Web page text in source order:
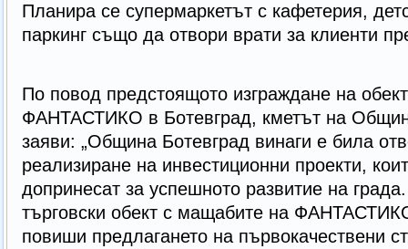
Планира се супермаркетът с кафетерия,
паркинг също да отвори врати за клиенти
По повод предстоящото изграждане на
ФАНТАСТИКО в Ботевград, кметът на
заяви: „Община Ботевград винаги е била
реализиране на инвестиционни проекти,
допринесат за успешното развитие на
търговски обект с мащабите на
повиши предлагането на първокачествени